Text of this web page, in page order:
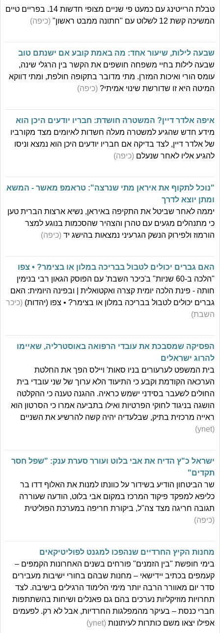
טבלת הרייטינג עם כמעט פי שניים מצופי חדשות 14. בפריים טיים
המשיכה קשת 12 לשלוט עם "חתונה ממבט ראשון"
(כיפה)
שבעה לילות, שיעור אחד: מה באמת קובע אם ישנתם טוב
שבעה לילות בחיי משפחה חושפים את הקשר בין הרגלי שינה,
עומס הורי ואיכות המזרן. מתי מדובר בתקופה חולפת, ומתי דווקא
המיטה היא זו שדורשת שינוי אמיתי? (כיפה)
איפה אלדר דיין? המשטרה חושדת: חבריו יודעים היכן הוא
מידע חדש שהגיע למשטרה מעלה חשדות לאיומים מצד מקורביו
של אלדר דיין, לצד בדיקה אם חבריו יודעים היכן הוא נמצא וניסו
להגיע אליו לאחר שנעלם (כיפה)
"נוכל לתקוף את איראן מתי שנרצה": טראמפ מאשר - המשא
ומתן יוצא לדרך
יממה לאחר שביטל את התקיפה באיראן, נשיא ארצות הברית טען
כי מתנהלים מגעים עם טהרן והצהיר שהסכמות בנוגע למצר
הורמוז ולפירוק הנשק הגרעיני נמצאות בהישג יד (כיפה)
האם גברים יכולים לטבול בבריכה במלון או בצימר? • צפו
"הלכה ב-60 שניות" ב'כיכר השבת' עם הפוסק הגאון רבי בנימין
חותה - פינת הלכה יומית קצרה ואקטואלית | ובפינה היומית: האם
גברים יכולים לטבול בבריכה במלון או בצימר? • צפו (יהדות) (כיכר
השבת)
הפסיקה שמסבכת את עובדי הרפואה באוסטרליה, שאיימו
להרוג ישראלים
בית המשפט לערעורים בניו סאות' ויילס הפך את החלטת
הערכאה הקודמת וקבע כי התיעוד הלא ערוך של שני עובדי בית
החולים לשעבר בסידני ישמש כראיה. ההגנה טענה כי ההקלטה
הושגה בניגוד לחוקי הפרטיות ואילו בתביעה אמרו כי הסרטון הוא
ראייה מרכזית בתיק, שבלעדיה יהיה קשה להרשיע את השניים
(ynet)
ישראל כ"ץ הדיח את אבי בלוט ועורר סערת ענק: "שפל חסר
תקדים"
שר הביטחון הודיע בשידור על כוונתו למנות את האלוף דדו בר
כליפא למפקד פיקוד המרכז במקום אבי בלוט, הודעה שעוררה
תגובה חריגה מצד צה"ל, ביקורת חריפה במערכת הפוליטית
(כיפה)
מחנות הקיץ החרדיים שנהפכו למגנט לפוליטיקאים
בימי חופשת "בין הזמנים" פורחים בשנים האחרונות הקמפּים –
קעמפים בכתיב יידישאי – מחנות שבהם בחורי ישיבות מעבירים
סדר יום מאוורר הרבה יותר מימי הלימוד הרגילים בישיבה. לצד
תחרויות מוזיקליות נערכים בהם גם פאנלים ושיחות בהשתתפות
חברי כנסת – בעיקר מהמפלגות החרדיות, אבל לא רק. לפעמים
אפילו יצאו משם כותרות לעיתונות (ynet)